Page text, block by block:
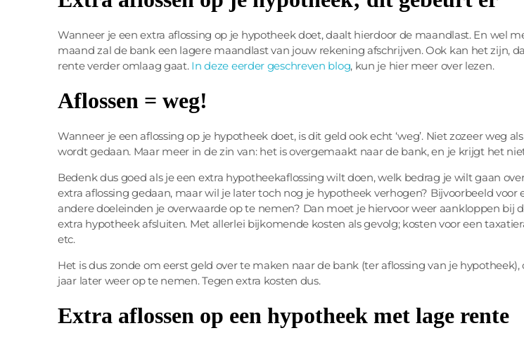
Wanneer je een extra aflossing op je hypotheek doet, daalt hierdoor de maandlast. En wel
maand zal de bank een lagere maandlast van jouw rekening afschrijven. Ook kan het zijn,
rente verder omlaag gaat. In deze eerder geschreven blog, kun je hier meer over lezen.
Aflossen = weg!
Wanneer je een aflossing op je hypotheek doet, is dit geld ook echt ‘weg’. Niet zozeer weg
wordt gedaan. Maar meer in de zin van: het is overgemaakt naar de bank, en je krijgt het
Bedenk dus goed als je een extra hypotheekaflossing wilt doen, welk bedrag je wilt gaan
extra aflossing gedaan, maar wil je later toch nog je hypotheek verhogen? Bijvoorbeeld voor
andere doeleinden je overwaarde op te nemen? Dan moet je hiervoor weer aankloppen bij
extra hypotheek afsluiten. Met allerlei bijkomende kosten als gevolg; kosten voor een
etc.
Het is dus zonde om eerst geld over te maken naar de bank (ter aflossing van je
jaar later weer op te nemen. Tegen extra kosten dus.
Extra aflossen op een hypotheek met lage rente